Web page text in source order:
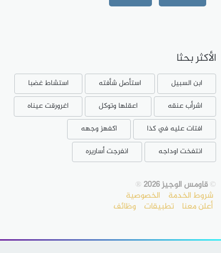
الأكثر بحثا
ابن السبيل استأصل شأفته
استشاط غضبا
اشرأب عنقه
اعقلها وتوكل
اغرورقت عيناه
افتات عليه في كذا
اكفهز وجهه
انتفخت اوداجه
انفرجت أساريره
©قاومس الوجيز 2026 ®
شروط الخدمة الخصوصية
أعلن معنا تطبيقات وظائف